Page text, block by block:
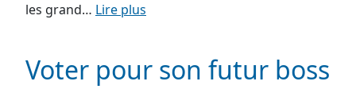
les grand… Lire plus
Voter pour son futur boss